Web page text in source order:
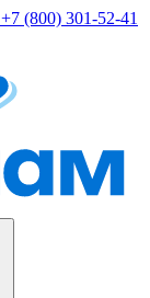
+7 (800) 301-52-41